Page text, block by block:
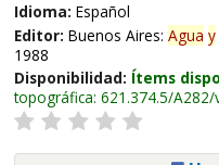
Idioma: Español
Editor: Buenos Aires: Agua y
1988
Disponibilidad: Ítems
topográfica: 621.374.5/A282/